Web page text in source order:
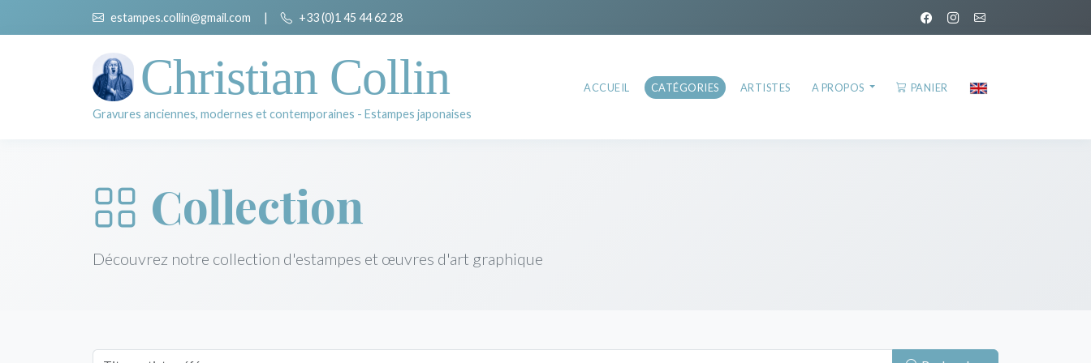
estampes.collin@gmail.com | +33 (0)1 45 44 62 28
Christian Collin
Gravures anciennes, modernes et contemporaines - Estampes japonaises
ACCUEIL CATÉGORIES ARTISTES A PROPOS PANIER
Collection
Découvrez notre collection d'estampes et œuvres d'art graphique